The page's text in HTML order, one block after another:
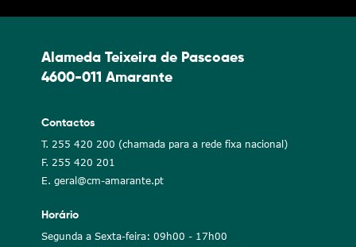
Alameda Teixeira de Pascoaes
4600-011 Amarante
Contactos
T. 255 420 200 (chamada para a rede fixa nacional)
F. 255 420 201
E. geral@cm-amarante.pt
Horário
Segunda a Sexta-feira: 09h00 - 17h00